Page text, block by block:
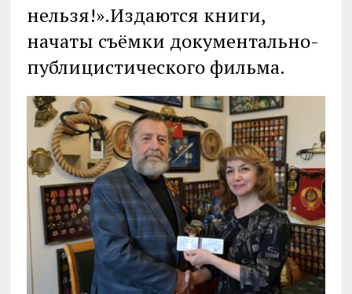
нельзя!».Издаются книги,
начаты съёмки документально-
публицистического фильма.